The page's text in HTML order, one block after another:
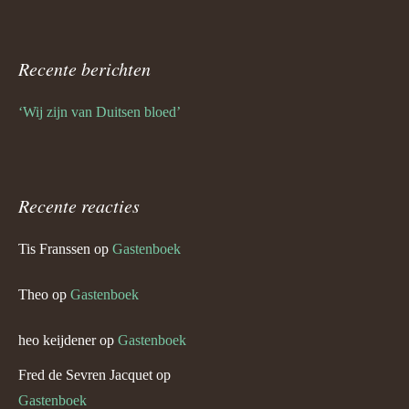
Recente berichten
‘Wij zijn van Duitsen bloed’
Recente reacties
Tis Franssen op Gastenboek
Theo op Gastenboek
heo keijdenerop Gastenboek
Fred de Sevren Jacquet op
Gastenboek